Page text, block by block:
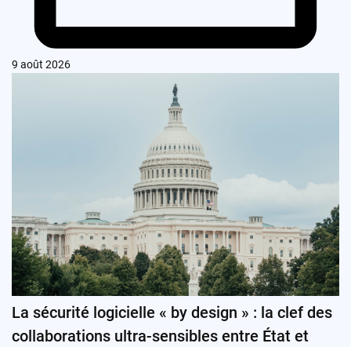
9 août 2026
La sécurité logicielle « by design » : la clef des
collaborations ultra-sensibles entre État et